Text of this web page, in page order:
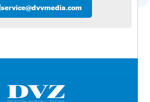
service@dvvmedia.com